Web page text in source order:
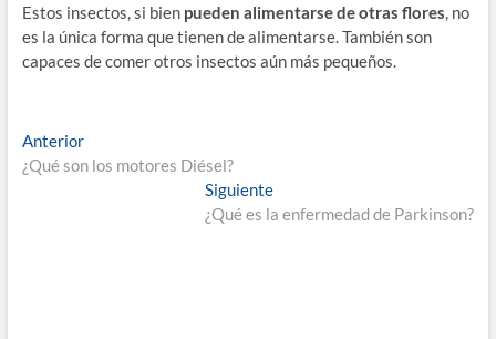
Estos insectos, si bien pueden alimentarse de otras flores, no
es la única forma que tienen de alimentarse. También son
capaces de comer otros insectos aún más pequeños.
Navegación
de
AnteriorEntrada
anterior:
¿Qué son los motores Diésel?
SiguienteEntrada
siguiente:
¿Qué es la enfermedad de Parkinson?